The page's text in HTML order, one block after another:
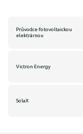
Průvodce fotovoltaickou
elektrárnou
Victron Energy
SolaX